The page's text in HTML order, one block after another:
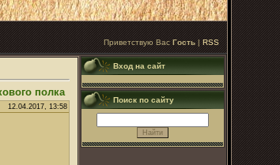
Приветствую Вас Гость| RSS
полка
12.04.2017, 13:58
Вход на сайт
Поиск по сайту